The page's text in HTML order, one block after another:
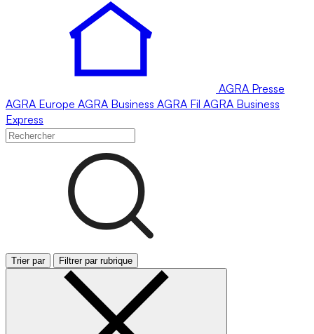
AGRA Presse
AGRA Europe AGRA Business AGRA Fil AGRA Business
Express
Trier par Filtrer par rubrique